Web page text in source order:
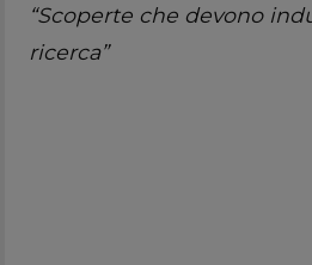
“Scoperte che devono
ricerca”